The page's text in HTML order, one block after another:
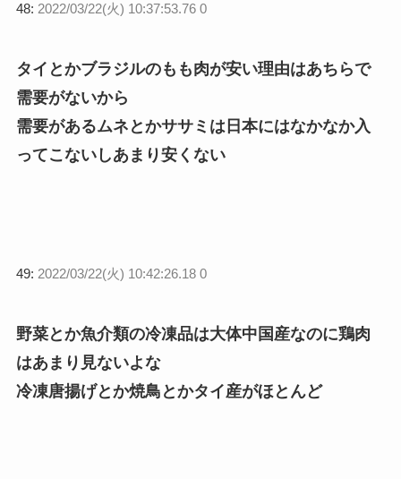
48: 2022/03/22(火) 10:37:53.76 0
タイとかブラジルのもも肉が安い理由はあちらで
需要がないから
需要があるムネとかササミは日本にはなかなか入
ってこないしあまり安くない
49: 2022/03/22(火) 10:42:26.18 0
野菜とか魚介類の冷凍品は大体中国産なのに鶏肉
はあまり見ないよな
冷凍唐揚げとか焼鳥とかタイ産がほとんど